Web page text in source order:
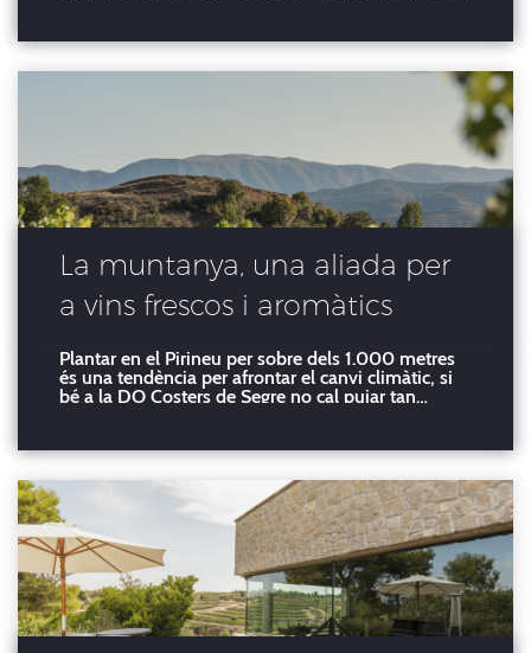
gastronòmic excepcional
Conca de Tremp, amb vinyes entre els 450 i els
La muntanya, una aliada per
a vins frescos i aromàtics
Plantar en el Pirineu per sobre dels 1.000 metres
és una tendència per afrontar el canvi climàtic, si
bé a la DO Costers de Segre no cal pujar tan
vins que en sorgeixen El clima es transforma amb